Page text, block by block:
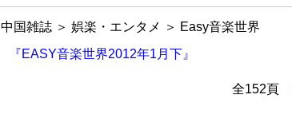
中国雑誌 ＞ 娯楽・エンタメ ＞ Easy音楽世界
『EASY音楽世界2012年1月下』
全152頁